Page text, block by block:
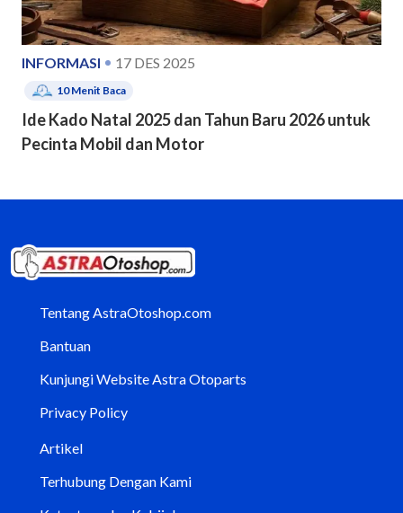
INFORMASI 17 DES 2025
10Menit Baca
Ide Kado Natal 2025 dan Tahun Baru 2026 untuk
Pecinta Mobil dan Motor
Tentang AstraOtoshop.com
Bantuan
Kunjungi Website Astra Otoparts
Privacy Policy
Artikel
Terhubung Dengan Kami